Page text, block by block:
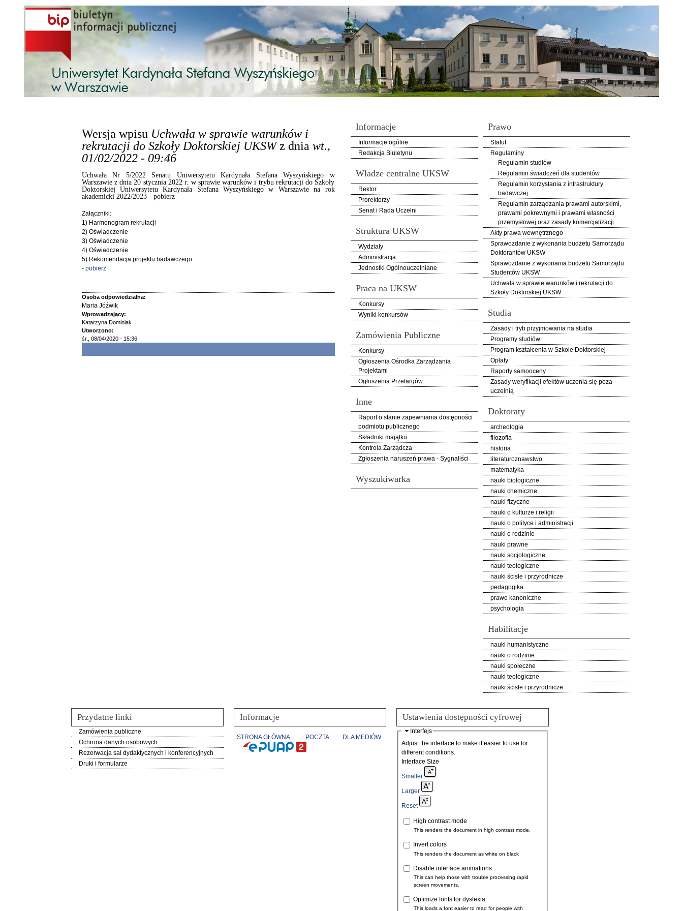
Przejdź do treści
Wersja wpisu Uchwała w sprawie warunków i
rekrutacji do Szkoły Doktorskiej UKSWz dnia wt.,
01/02/2022 - 09:46
Uchwała Nr 5/2022 Senatu Uniwersytetu Kardynała Stefana Wyszyńskiego w
Warszawie z dnia 20 stycznia 2022 r. w sprawie warunków i trybu rekrutacji do Szkoły
Doktorskiej Uniwersytetu Kardynała Stefana Wyszyńskiego w Warszawie na rok
akademicki 2022/2023 - pobierz
Załączniki:
1) Harmonogram rekrutacji
2) Oświadczenie
3) Oświadczenie
4) Oświadczenie
5) Rekomendacja projektu badawczego
- pobierz
Osoba odpowiedzialna:
Maria Jóźwik
Wprowadzający:
Katarzyna Dominiak
Utworzono:
śr., 08/04/2020 - 15:36
Informacje
Informacje ogólne
Redakcja Biuletynu
Władze centralne UKSW
Rektor
Prorektorzy
Senat i Rada Uczelni
Struktura UKSW
Wydziały
Administracja
Jednostki Ogólnouczelniane
Praca na UKSW
Konkursy
Wyniki konkursów
Zamówienia Publiczne
Konkursy
Ogłoszenia Ośrodka Zarządzania
Projektami
Ogłoszenia Przetargów
Inne
Raport o stanie zapewniania dostępności
podmiotu publicznego
Składniki majątku
Kontrola Zarządcza
Zgłoszenia naruszeń prawa - Sygnaliści
Wyszukiwarka
Prawo
Statut
Regulaminy
Regulamin studiów
Regulamin świadczeń dla studentów
Regulamin korzystania z infrastruktury
badawczej
Regulamin zarządzania prawami autorskimi,
prawami pokrewnymi i prawami własności
przemysłowej oraz zasady komercjalizacji
Akty prawa wewnętrznego
Sprawozdanie z wykonania budżetu Samorządu
Doktorantów UKSW
Sprawozdanie z wykonania budżetu Samorządu
Studentów UKSW
Uchwała w sprawie warunków i rekrutacji do
Szkoły Doktorskiej UKSW
Studia
Zasady i tryb przyjmowania na studia
Programy studiów
Program kształcenia w Szkole Doktorskiej
Opłaty
Raporty samooceny
Zasady weryfikacji efektów uczenia się poza
uczelnią
Doktoraty
archeologia
filozofia
historia
literaturoznawstwo
matematyka
nauki biologiczne
nauki chemiczne
nauki fizyczne
nauki o kulturze i religii
nauki o polityce i administracji
nauki o rodzinie
nauki prawne
nauki socjologiczne
nauki teologiczne
nauki ścisłe i przyrodnicze
pedagogika
prawo kanoniczne
psychologia
Habilitacje
nauki humanistyczne
nauki o rodzinie
nauki społeczne
nauki teologiczne
nauki ścisłe i przyrodnicze
Przydatne linki
Zamówienia publiczne
Ochrona danych osobowych
Rezerwacja sal dydaktycznych i konferencyjnych
Druki i formularze
Informacje
STRONA GŁÓWNA POCZTA DLA MEDIÓW
Ustawienia dostępności cyfrowej
Interfejs
Adjust the interface to make it easier to use for
different conditions.
Interface Size
Smaller
Larger
Reset
High contrast mode
This renders the document in high contrast mode.
Invert colors
This renders the document as white on black
Disable interface animations
This can help those with trouble processing rapid
screen movements.
Optimize fonts for dyslexia
This loads a font easier to read for people with